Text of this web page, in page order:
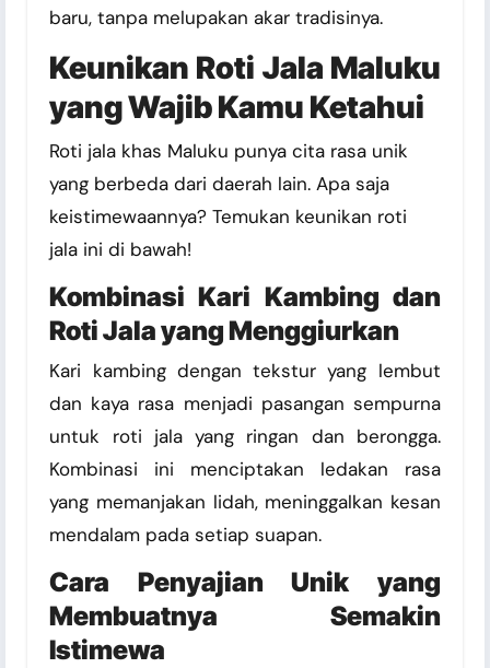
baru, tanpa melupakan akar tradisinya.
Keunikan Roti Jala Maluku
yang Wajib Kamu Ketahui
Roti jala khas Maluku punya cita rasa unik
yang berbeda dari daerah lain. Apa saja
keistimewaannya? Temukan keunikan roti
jala ini di bawah!
Kombinasi Kari Kambing dan
Roti Jala yang Menggiurkan
Kari kambing dengan tekstur yang lembut
dan kaya rasa menjadi pasangan sempurna
untuk roti jala yang ringan dan berongga.
Kombinasi ini menciptakan ledakan rasa
yang memanjakan lidah, meninggalkan kesan
mendalam pada setiap suapan.
Cara Penyajian Unik yang
Membuatnya Semakin
Istimewa